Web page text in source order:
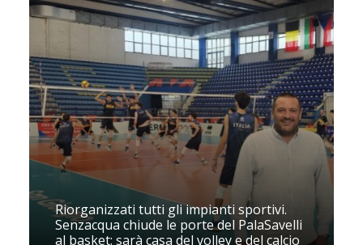
Riorganizzati tutti gli impianti sportivi.
Senzacqua chiude le porte del PalaSavelli
al basket: sarà casa del volley e del calcio